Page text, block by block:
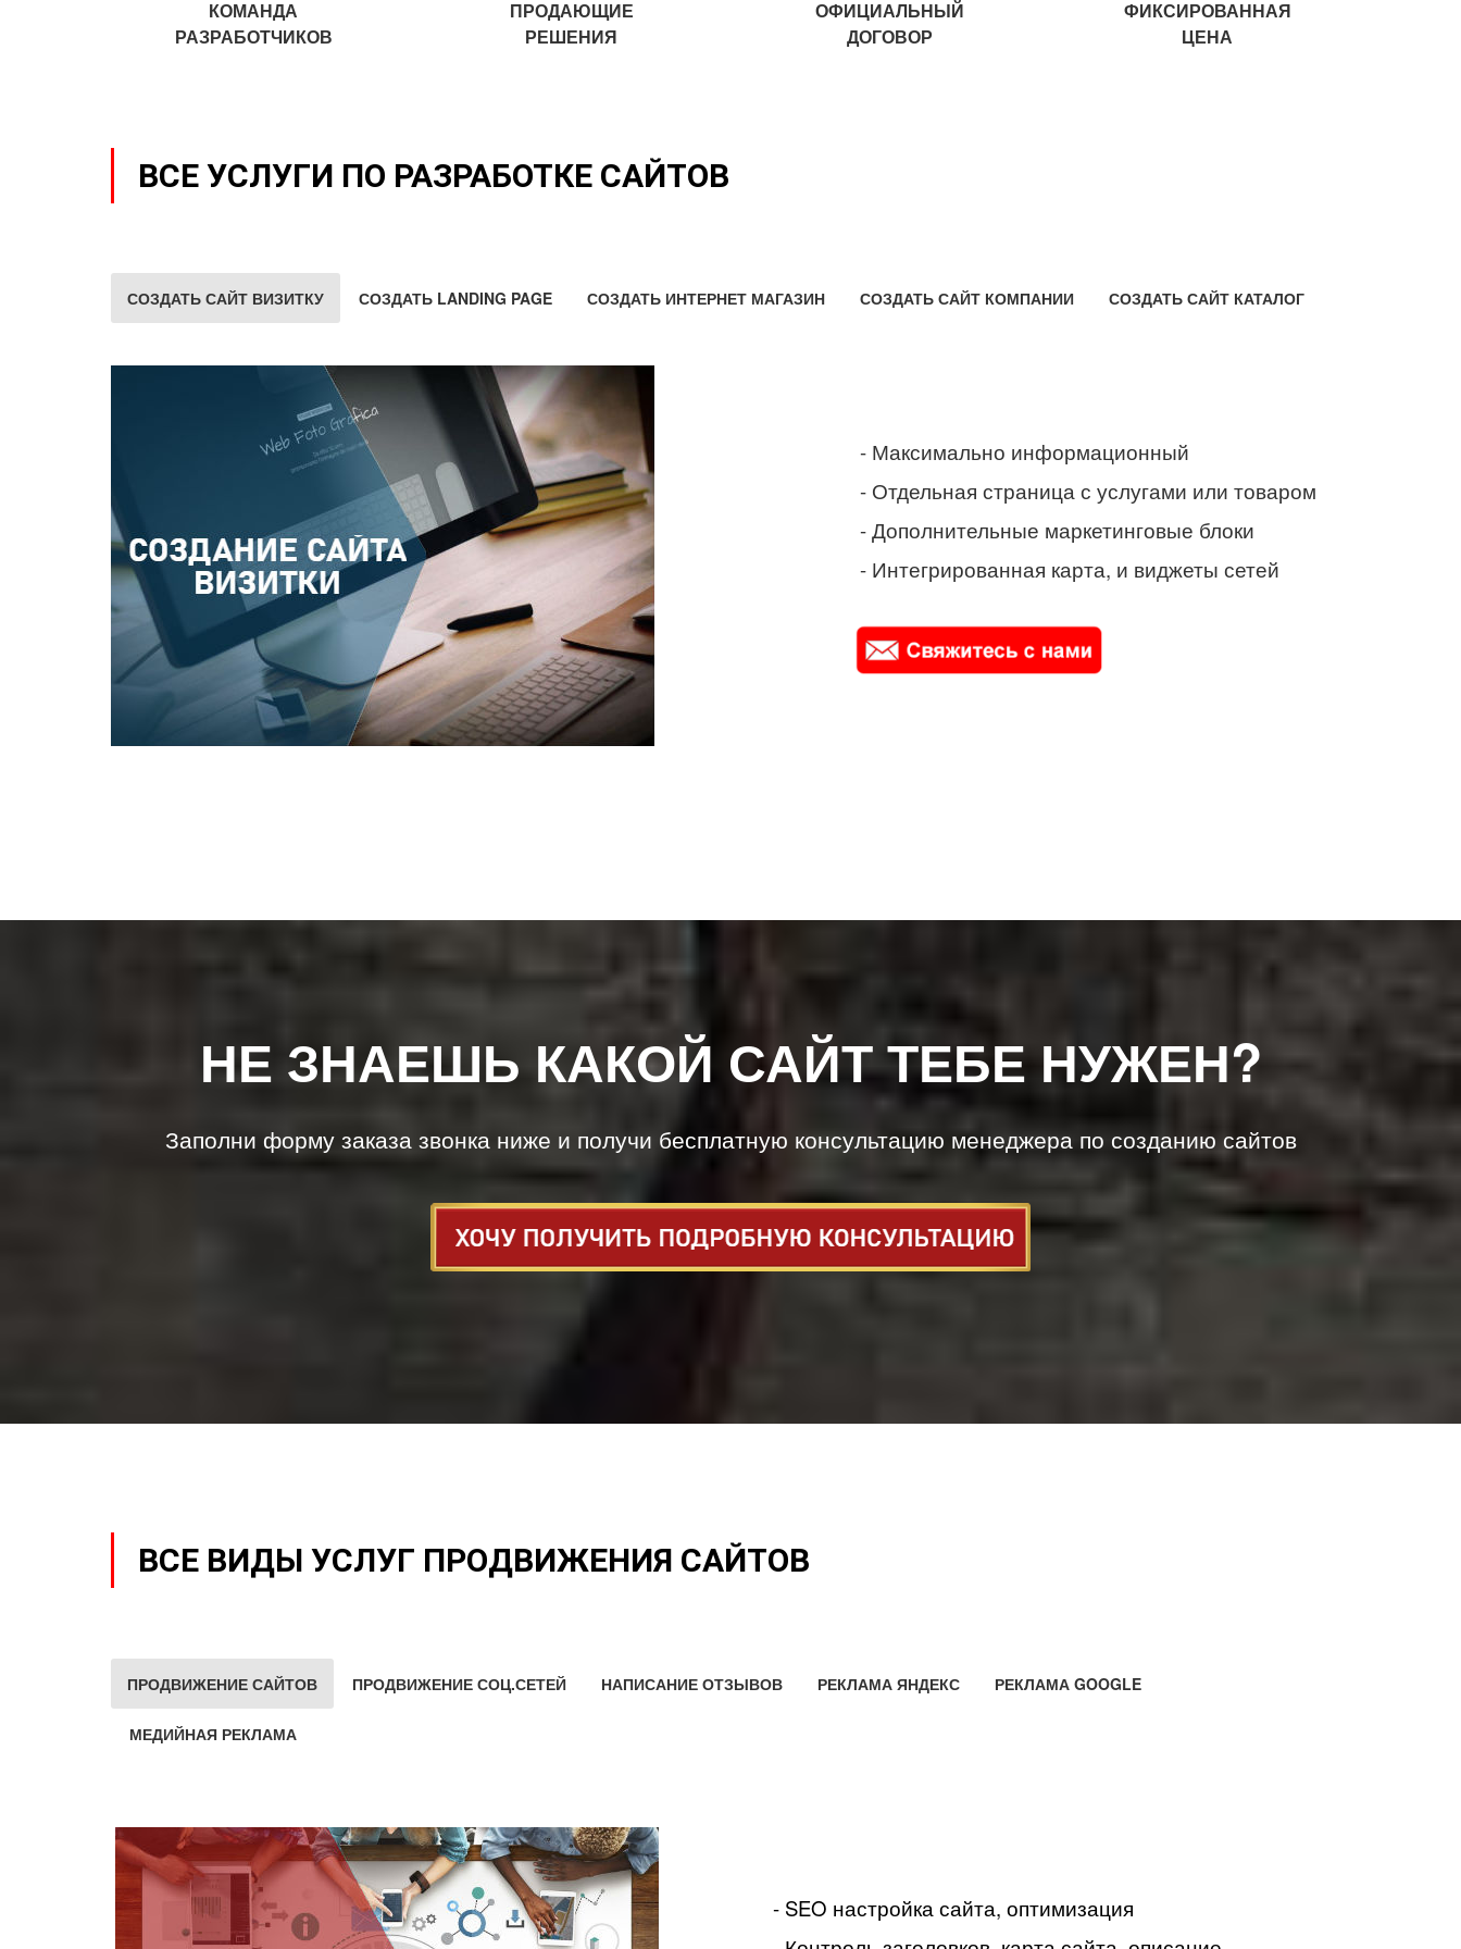
КОМАНДА
РАЗРАБОТЧИКОВ
ПРОДАЮЩИЕ
РЕШЕНИЯ
ОФИЦИАЛЬНЫЙ
ДОГОВОР
ФИКСИРОВАННАЯ
ЦЕНА
ВСЕ УСЛУГИ ПО РАЗРАБОТКЕ САЙТОВ
СОЗДАТЬ САЙТ ВИЗИТКУ СОЗДАТЬ LANDING PAGE СОЗДАТЬ ИНТЕРНЕТ МАГАЗИН СОЗДАТЬ САЙТ КОМПАНИИ СОЗДАТЬ САЙТ КАТАЛОГ
- Максимально информационный
- Отдельная страница с услугами или товаром
- Дополнительные маркетинговые блоки
- Интегрированная карта, и виджеты сетей
НЕ ЗНАЕШЬ КАКОЙ САЙТ ТЕБЕ НУЖЕН?
Заполни форму заказа звонка ниже и получи бесплатную консультацию менеджера по созданию сайтов
ВСЕ ВИДЫ УСЛУГ ПРОДВИЖЕНИЯ САЙТОВ
ПРОДВИЖЕНИЕ САЙТОВ ПРОДВИЖЕНИЕ СОЦ.СЕТЕЙ НАПИСАНИЕ ОТЗЫВОВ РЕКЛАМА ЯНДЕКС РЕКЛАМА GOOGLE
МЕДИЙНАЯ РЕКЛАМА
- SEO настройка сайта, оптимизация